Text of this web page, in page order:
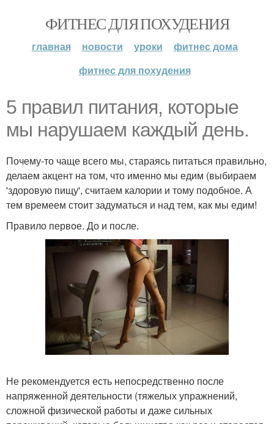
ФИТНЕС ДЛЯ ПОХУДЕНИЯ
главная новости уроки
фитнес дома
фитнес для похудения
5 правил питания, которые
мы нарушаем каждый день.
Почему-то чаще всего мы, стараясь питаться правильно,
делаем акцент на том, что именно мы едим (выбираем
'здоровую пищу', считаем калории и тому подобное. А
тем времеем стоит задуматься и над тем, как мы едим!
Правило первое. До и после.
Не рекомендуется есть непосредственно после
напряженной деятельности (тяжелых упражнений,
сложной физической работы и даже сильных